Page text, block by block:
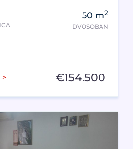
50 m2
DVOSOBAN
> €154.500